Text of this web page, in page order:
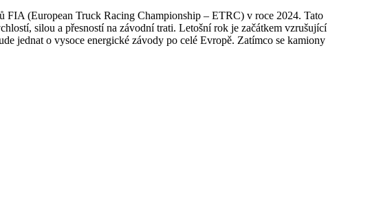
FIA (European Truck Racing Championship – ETRC) v roce 2024. Tato
silou a přesností na závodní trati. Letošní rok je začátkem vzrušující
jednat o vysoce energické závody po celé Evropě. Zatímco se kamiony